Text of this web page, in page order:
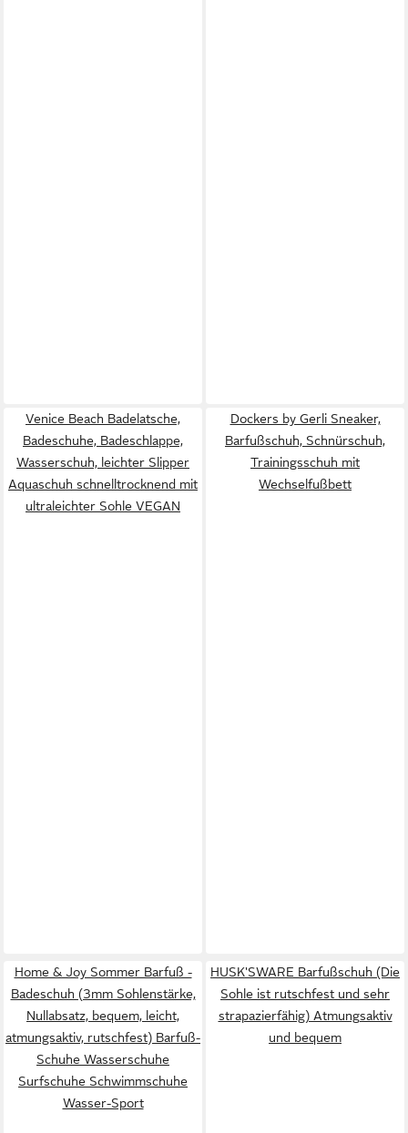
Venice Beach Badelatsche,
Badeschuhe, Badeschlappe,
Wasserschuh, leichter Slipper
Aquaschuh schnelltrocknend mit
ultraleichter Sohle VEGAN
Dockers by Gerli Sneaker,
Barfußschuh, Schnürschuh,
Trainingsschuh mit
Wechselfußbett
Home & Joy Sommer Barfuß -
Badeschuh (3mm Sohlenstärke,
Nullabsatz, bequem, leicht,
atmungsaktiv, rutschfest) Barfuß-
Schuhe Wasserschuhe
Surfschuhe Schwimmschuhe
Wasser-Sport
HUSK'SWARE Barfußschuh (Die
Sohle ist rutschfest und sehr
strapazierfähig) Atmungsaktiv
und bequem